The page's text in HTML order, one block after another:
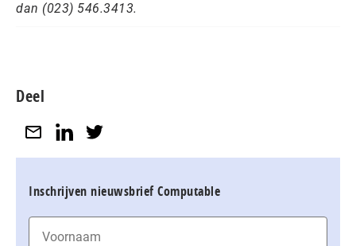
dan (023) 546.3413.
Deel
Inschrijven nieuwsbrief Computable